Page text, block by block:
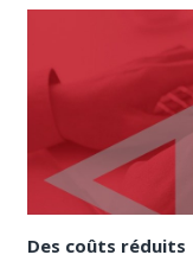
Des coûts réduits